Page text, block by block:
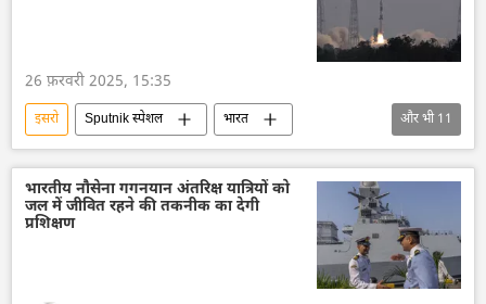
26 फ़रवरी 2025, 15:35
इसरो Sputnik स्पेशल
भारत
भारत सरकार
भारत का विकास
आत्मनिर्भर भारत
दिल्ली
तकनीकी विकास
अंतरिक्ष
रूस
और भी11
भारतीय नौसेना गगनयान अंतरिक्ष यात्रियों को
जल में जीवित रहने की तकनीक का देगी
प्रशिक्षण